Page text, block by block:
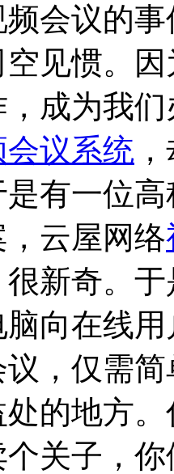
会议的
见惯。
成为我
会议系统
有一位
云屋网络
新奇。
向在线
议，仅需
的地方
关子，